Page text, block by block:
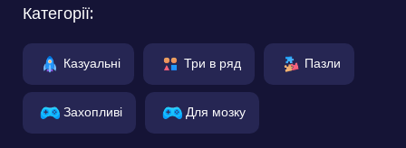
Категорії:
Казуальні Три в ряд Пазли
Захопливі Для мозку